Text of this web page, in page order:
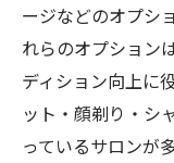
ージなどのオプシ
れらのオプション
ディション向上に
ット・顔剃り・シ
っているサロンが